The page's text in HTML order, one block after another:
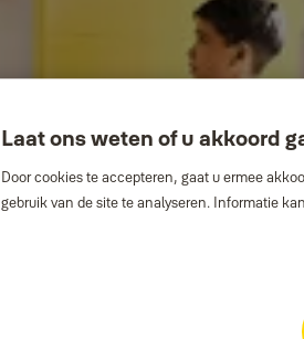
Laat ons weten of u akkoord
Door cookies te accepteren, gaat u ermee
gebruik van de site te analyseren. Informatie